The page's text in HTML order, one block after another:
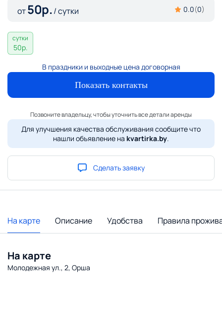
от50р./ сутки 0.0(0)
сутки
50р.
В праздники и выходные цена договорная
Показать контакты
Позвоните владельцу, чтобы уточнить все детали аренды
Для улучшения качества обслуживания сообщите что
нашли объявление на kvartirka.by.
Сделать заявку
На карте Описание Удобства Правила
На карте
Молодежная ул., 2, Орша